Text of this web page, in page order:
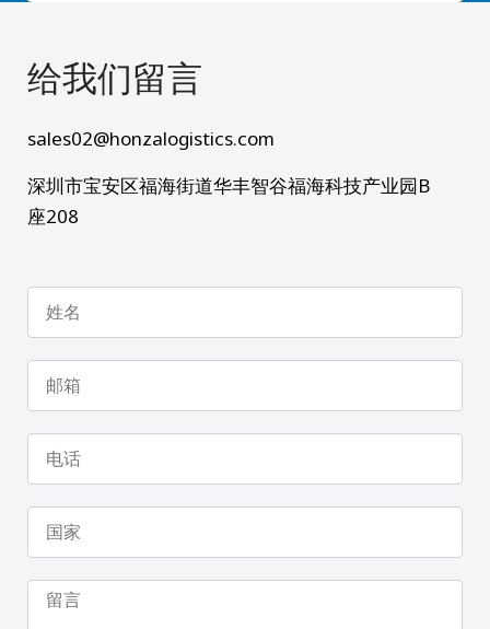
给我们留言​
sales02@honzalogistics.com
深圳市宝安区福海街道华丰智谷福海科技产业园B
座208
名
箱
话
家